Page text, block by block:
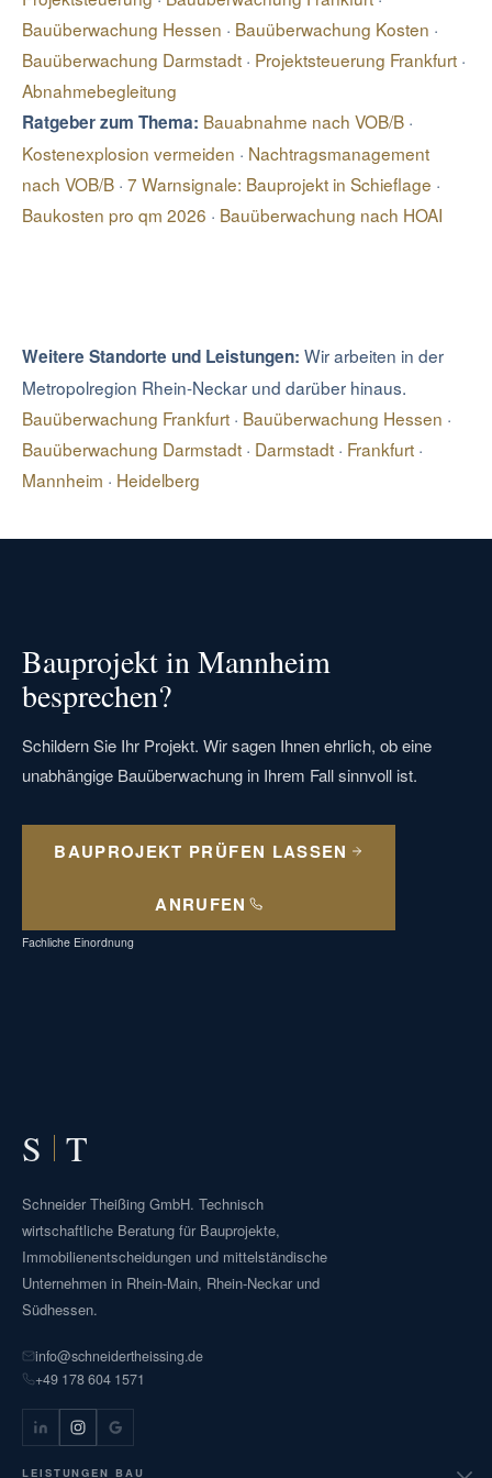
die Grundlage unserer Arbeit.
Rückbau militärischer Bestandsstrukturen und enge
Abstimmung mit der Stadt Mannheim und dem Land Baden-
Württemberg. Hinzu kommen
Hochwasserschutzanforderungen durch die Lage zwischen
Neckar und Rhein sowie erhöhte Dokumentationspflichten.
Eine unabhängige Bauüberwachung ist auf diesen Flächen
besonders wichtig.
Bauüberwachung Hessen · Bauüberwachung Kosten ·
Bauüberwachung Darmstadt · Projektsteuerung Frankfurt ·
Abnahmebegleitung
Ratgeber zum Thema: Bauabnahme nach VOB/B ·
Kostenexplosion vermeiden · Nachtragsmanagement
nach VOB/B · 7 Warnsignale: Bauprojekt in Schieflage ·
Baukosten pro qm 2026 · Bauüberwachung nach HOAI
Weitere Standorte und Leistungen: Wir arbeiten in der
Metropolregion Rhein-Neckar und darüber hinaus.
Bauüberwachung Frankfurt · Bauüberwachung Hessen ·
Bauüberwachung Darmstadt · Darmstadt · Frankfurt ·
Mannheim · Heidelberg
Bauprojekt in Mannheim
besprechen?
Schildern Sie Ihr Projekt. Wir sagen Ihnen ehrlich, ob eine
unabhängige Bauüberwachung in Ihrem Fall sinnvoll ist.
BAUPROJEKT PRÜFEN LASSEN
ANRUFEN
Fachliche Einordnung
S T
Schneider Theißing GmbH. Technisch
wirtschaftliche Beratung für Bauprojekte,
Immobilienentscheidungen und mittelständische
Unternehmen in Rhein-Main, Rhein-Neckar und
Südhessen.
info@schneidertheissing.de
+49 178 604 1571
LEISTUNGEN BAU